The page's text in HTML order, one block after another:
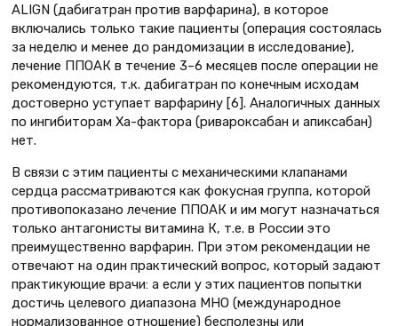
ALIGN (дабигатран против варфарина), в которое
включались только такие пациенты (операция состоялась
за неделю и менее до рандомизации в исследование),
лечение ППОАК в течение 3–6 месяцев после операции не
рекомендуются, т.к. дабигатран по конечным исходам
достоверно уступает варфарину [6]. Аналогичных данных
по ингибиторам Ха-фактора (ривароксабан и апиксабан)
нет.
В связи с этим пациенты с механическими клапанами
сердца рассматриваются как фокусная группа, которой
противопоказано лечение ППОАК и им могут назначаться
только антагонисты витамина К, т.е. в России это
преимущественно варфарин. При этом рекомендации не
отвечают на один практический вопрос, который задают
практикующие врачи: а если у этих пациентов попытки
достичь целевого диапазона МНО (международное
нормализованное отношение) бесполезны или